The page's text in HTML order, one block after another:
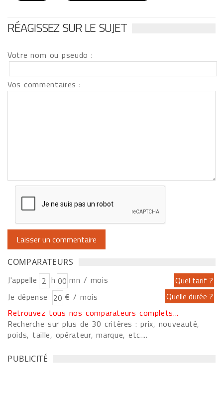
RÉAGISSEZ SUR LE SUJET
Votre nom ou pseudo :
Vos commentaires :
COMPARATEURS
J'appelle h
mn / mois
Je dépense
€ / mois
Retrouvez tous nos comparateurs complets...
Recherche sur plus de 30 critères : prix, nouveauté,
poids, taille, opérateur, marque, etc....
PUBLICITÉ